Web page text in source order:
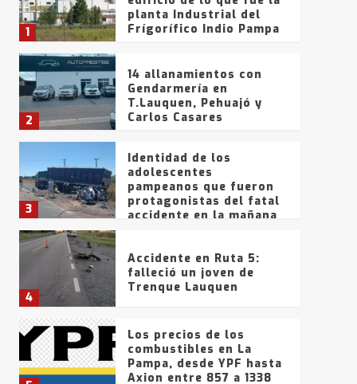
1
planta Industrial del
Frígorífico Indio Pampa
2
14 allanamientos con
Gendarmería en
T.Lauquen, Pehuajó y
Carlos Casares
3
Identidad de los
adolescentes
pampeanos que fueron
protagonistas del fatal
accidente en la mañana
4
Accidente en Ruta 5:
falleció un joven de
Trenque Lauquen
Los precios de los
combustibles en La
Pampa, desde YPF hasta
Axion entre 857 a 1338